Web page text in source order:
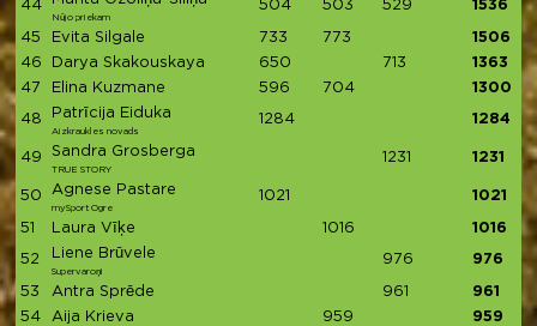
44
Nūjo priekam
504 503 529 1536
45 Evita Silgale 733 773
1506
46
Darya Skakouskaya 650 713
1363
47
Elina Kuzmane 596 704 1300
48 Patrīcija Eiduka
Aizkraukles novads
1284 1284
49 Sandra Grosberga
TRUE STORY
1231 1231
50 Agnese Pastare
mySport Ogre
1021 1021
51 Laura Vīķe 1016 1016
52 Liene Brūvele
Supervaroņi
976 976
53 Antra Sprēde 961
961
54
Aija Krieva 959 959